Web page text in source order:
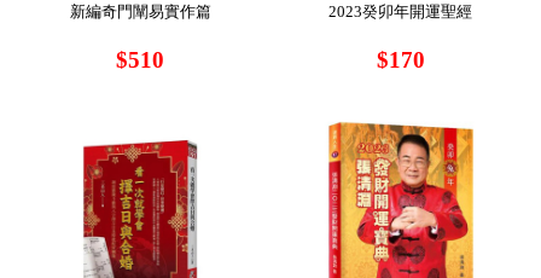
新編奇門闡易實作篇
$510
2023癸卯年開運聖經
$170